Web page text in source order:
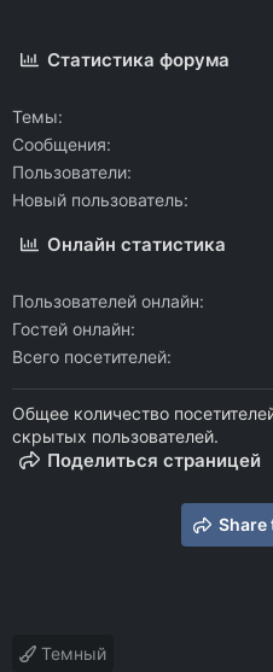
Статистика форума
Темы
Сообщения
Пользователи
Новый пользователь
Онлайн статистика
Пользователей онлайн
Гостей онлайн
Всего посетителей
Общее количество
скрытых пользователей.
Поделиться страницей
Share
Темный